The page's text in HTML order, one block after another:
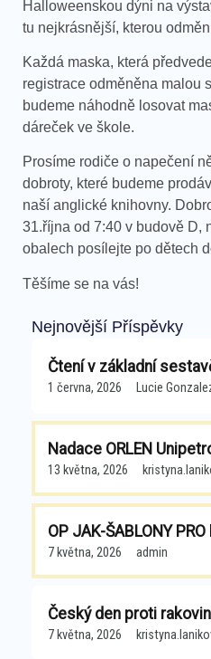
Halloweenskou dýni na
tu nejkrásnější, kterou
Každá maska, která
registrace odměněna malou
budeme náhodně losovat
dáreček ve škole.
Prosíme rodiče o napečení
dobroty, které budeme
naší anglické knihovny.
31.října od 7:40 v budově D,
obalech posílejte po dětech
Těšíme se na vás!
Nejnovější Příspěvky
Čtení v základní
1 června, 2026 Lucie
Nadace ORLEN
13 května, 2026
OP JAK-ŠABLONY PRO
7 května, 2026 admin
Český den proti
7 května, 2026